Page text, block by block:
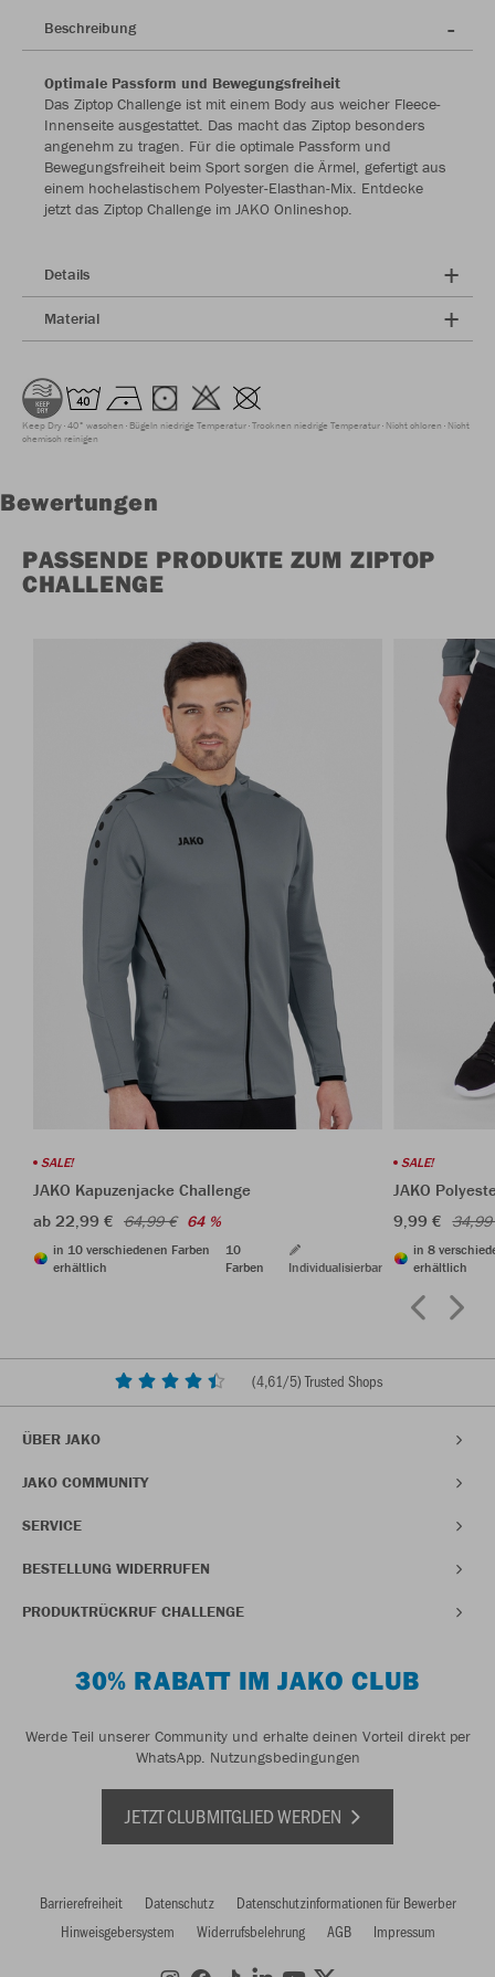
Beschreibung
Optimale Passform und Bewegungsfreiheit
Das Ziptop Challenge ist mit einem Body aus weicher Fleece-
Innenseite ausgestattet. Das macht das Ziptop besonders
angenehm zu tragen. Für die optimale Passform und
Bewegungsfreiheit beim Sport sorgen die Ärmel, gefertigt aus
einem hochelastischem Polyester-Elasthan-Mix. Entdecke
jetzt das Ziptop Challenge im JAKO Onlineshop.
Details
Material
Keep Dry 40° waschen Bügeln niedrige Temperatur Trocknen niedrige Temperatur Nicht chloren Nicht
chemisch reinigen
Bewertungen
PASSENDE PRODUKTE ZUM ZIPTOP
CHALLENGE
SALE!
JAKO Kapuzenjacke Challenge
ab 22,99 € 64,99 € 64 %
in 10 verschiedenen Farben
erhältlich
10
Farben
Individualisierbar
SALE!
JAKO
9,99 €
in 8
erhältlich
(4,61/5) Trusted Shops
ÜBER JAKO
JAKO COMMUNITY
SERVICE
BESTELLUNG WIDERRUFEN
PRODUKTRÜCKRUF CHALLENGE
30% RABATT IM JAKO CLUB
Werde Teil unserer Community und erhalte deinen Vorteil direkt per
WhatsApp. Nutzungsbedingungen
JETZT CLUBMITGLIED WERDEN
Barrierefreiheit Datenschutz
Datenschutzinformationen für Bewerber
Hinweisgebersystem
Widerrufsbelehrung AGB Impressum